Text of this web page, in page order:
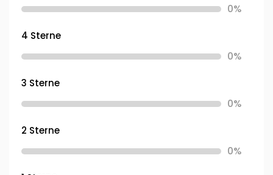
0%
4 Sterne
0%
3 Sterne
0%
2 Sterne
0%